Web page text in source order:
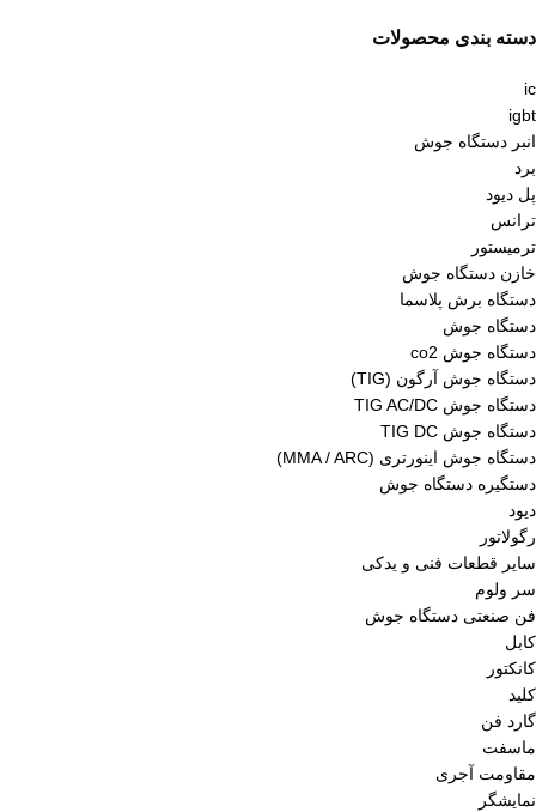
دسته بندی محصولات
ic
igbt
انبر دستگاه جوش
برد
پل دیود
ترانس
ترمیستور
خازن دستگاه جوش
دستگاه برش پلاسما
دستگاه جوش
دستگاه جوش co2
دستگاه جوش آرگون (TIG)
دستگاه جوش TIG AC/DC
دستگاه جوش TIG DC
دستگاه جوش اینورتری (MMA / ARC)
دستگیره دستگاه جوش
دیود
رگولاتور
سایر قطعات فنی و یدکی
سر ولوم
فن صنعتی دستگاه جوش
کابل
کانکتور
کلید
گارد فن
ماسفت
مقاومت آجری
نمایشگر